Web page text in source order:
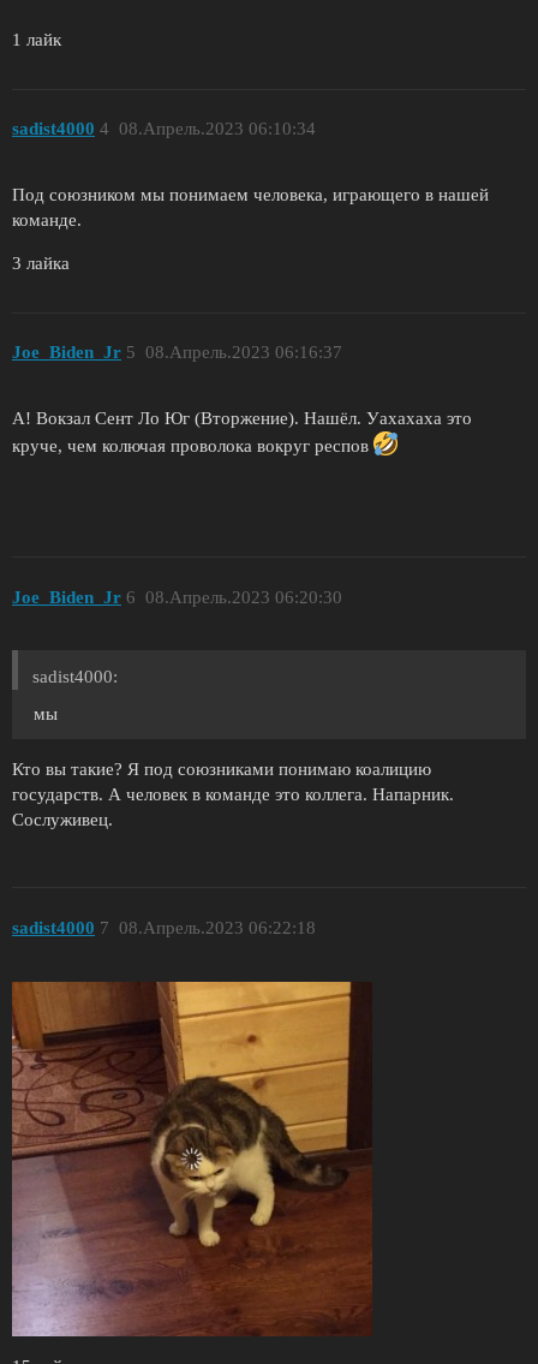
1 лайк
sadist4000 08.Апрель.2023 06:10:34
4
Под союзником мы понимаем человека, играющего в нашей
команде.
3 лайка
Joe_Biden_Jr 08.Апрель.2023 06:16:37
5
А! Вокзал Сент Ло Юг (Вторжение). Нашёл. Уахахаха это
круче, чем колючая проволока вокруг респов
Joe_Biden_Jr 08.Апрель.2023 06:20:30
6
sadist4000:
мы
Кто вы такие? Я под союзниками понимаю коалицию
государств. А человек в команде это коллега. Напарник.
Сослуживец.
sadist4000 08.Апрель.2023 06:22:18
7